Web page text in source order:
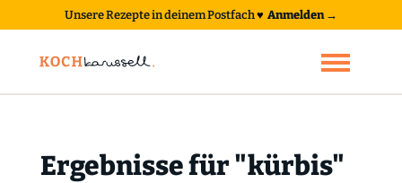
Unsere Rezepte in deinem Postfach♥ Anmelden →
Ergebnisse für "kürbis"